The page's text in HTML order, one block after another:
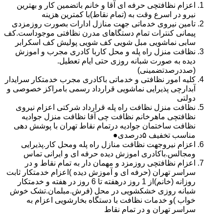
اعزام نظافتچی حرفه ای آقا و خانم باتضمین کار و بهترین
نیرو در اسرع وقت به (تمام نقاط)با کمترین هزینه
تامین نیروی خدماتی جهت منازل ادارات بصورت روزمزدی
پیمانی کنترات تمام دستگاهای مدرن نظافتی موجوداست.کف
سابی نماشویی مبل شویی کف شویی پولیش کف اسکرابر
نظافت منزل راه پله و محل کاربا کادری مجرب و اموزش
دیده به صورت شبانه روزی حتی ایام تعطیل.
(صددرصدتضمینی)
کلیه امور نظافتی و خدماتی باکادری مجرب خدمتکار سرایدار
آبدارچی پذیرایی نماشویی قرارداد رسمی بامراکز خصوصی و
دولتی
نظافت منزل نظافت راه پله قرارداد شرکتی اعزام نیروی
نظافتچی ماهرخانم نظافت چی آقا نظافت منزل جوادیه
نظافت ساختمان جوادیه درتمام نقاط تهران با پوشش دهی
مناسب تخفیف ۵درصدی●
اعزام نیروجهت نظافت منازل راه پله ومحل کار.پذیرایی
ومجالس.باکادری اموزش دیده حرفه ای و ایرانی تماس
اعزام نظافتچی روزمزد و مهمان دار به تمام نقاط و در
سراسر تهران (حرفه ای و آموزش دیده )اعزام خدمتکار ثابت
روزانه (خانم)از 1 روز درهفته تا 6 روز در هفته و خدمتکار
شبانه روزی خشکشویی در محل (فرش.مبلمان.تشک خوش
خواب )و خدمات نظافت با دستگاه بخارشویی اعزام به
سراسر تهران و در تمام نقاط